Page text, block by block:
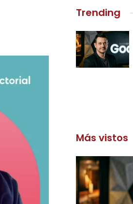
Trending
usuarios
Más vistos